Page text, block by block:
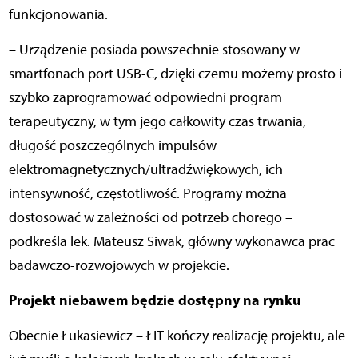
funkcjonowania.
– Urządzenie posiada powszechnie stosowany w
smartfonach port USB-C, dzięki czemu możemy prosto i
szybko zaprogramować odpowiedni program
terapeutyczny, w tym jego całkowity czas trwania,
długość poszczególnych impulsów
elektromagnetycznych/ultradźwiękowych, ich
intensywność, częstotliwość. Programy można
dostosować w zależności od potrzeb chorego –
podkreśla lek. Mateusz Siwak, główny wykonawca prac
badawczo-rozwojowych w projekcie.
Projekt niebawem będzie dostępny na rynku
Obecnie Łukasiewicz – ŁIT kończy realizację projektu, ale